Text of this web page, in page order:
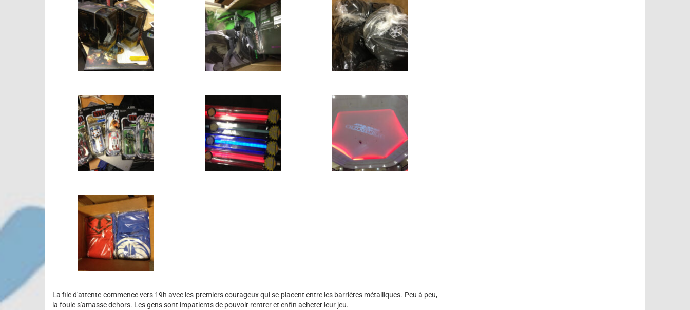
La file d'attente commence vers 19h avec les premiers courageux qui se placent entre les barrières métalliques. Peu à peu,
la foule s'amasse dehors. Les gens sont impatients de pouvoir rentrer et enfin acheter leur jeu.